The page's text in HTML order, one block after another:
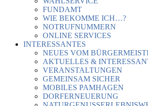
FUNDAMT
WIE BEKOMME ICH…?
NOTRUFNUMMERN
ONLINE SERVICES
INTERESSANTES
NEUES VOM
AKTUELLES &
VERANSTALTUNGEN
GEMEINSAM SICHER
MOBILES PAMHAGEN
DORFERNEUERUNG